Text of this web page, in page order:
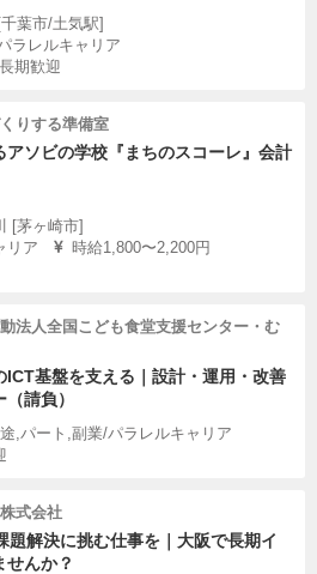
葉市/土気駅]
ラレルキャリア
長期歓迎
りする準備室
アソビの学校『まちのスコーレ』会計
[茅ヶ崎市]
リア
時給1,800〜2,200円
法人全国こども食堂支援センター・む
ICT基盤を支える｜設計・運用・改善
請負）
,パート,副業/パラレルキャリア
式会社
題解決に挑む仕事を｜大阪で長期イ
せんか？